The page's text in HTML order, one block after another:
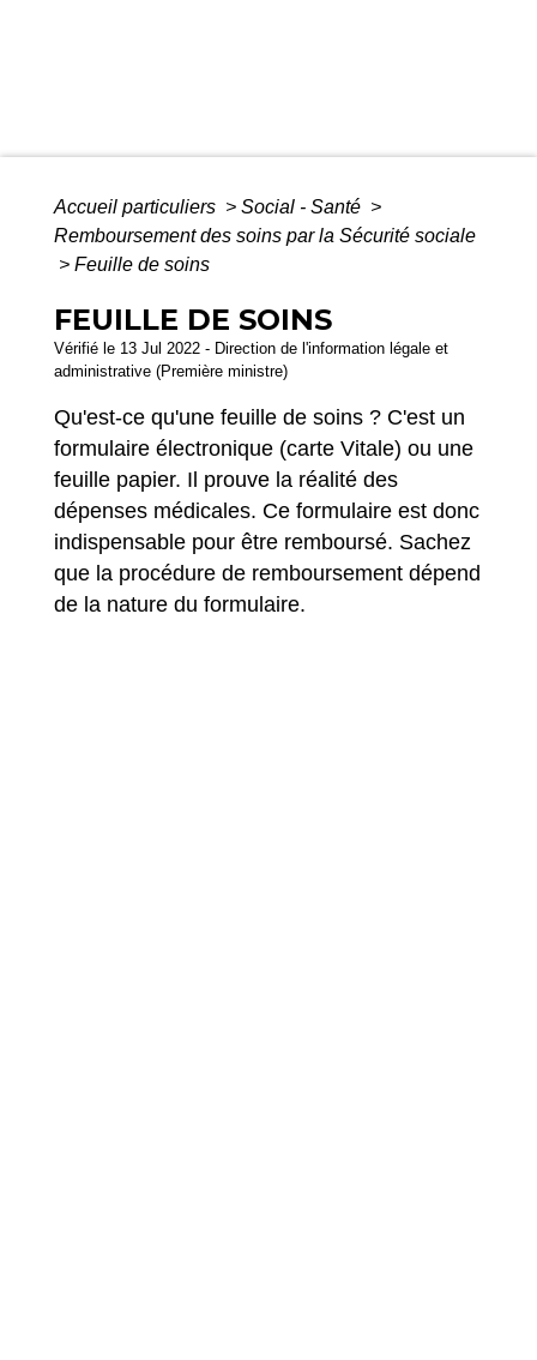
Accueil particuliers > Social - Santé >
Remboursement des soins par la Sécurité sociale
> Feuille de soins
FEUILLE DE SOINS
Vérifié le 13 Jul 2022 - Direction de l'information légale et
administrative (Première ministre)
Qu'est-ce qu'une feuille de soins ? C'est un
formulaire électronique (carte Vitale) ou une
feuille papier. Il prouve la réalité des
dépenses médicales. Ce formulaire est donc
indispensable pour être remboursé. Sachez
que la procédure de remboursement dépend
de la nature du formulaire.